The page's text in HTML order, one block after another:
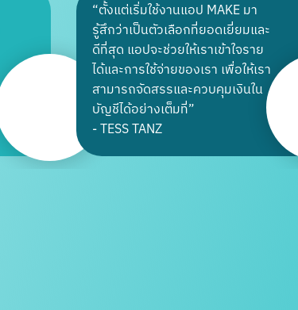
“ตั้งแต่เริ่มใช้งานแอป MAKE มา
รู้สึกว่าเป็นตัวเลือกที่ยอดเยี่ยมและ
ดีที่สุด แอปจะช่วยให้เราเข้าใจราย
ได้และการใช้จ่ายของเรา เพื่อให้เรา
สามารถจัดสรรและควบคุมเงินใน
บัญชีได้อย่างเต็มที่”
-TESS TANZ